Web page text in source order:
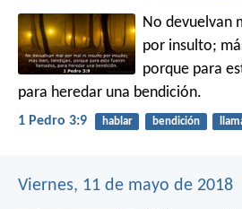
No devuelvan
por insulto;
porque para
para heredar una bendición.
1 Pedro 3:9 hablar bendición
Viernes, 11 de mayo de 2018